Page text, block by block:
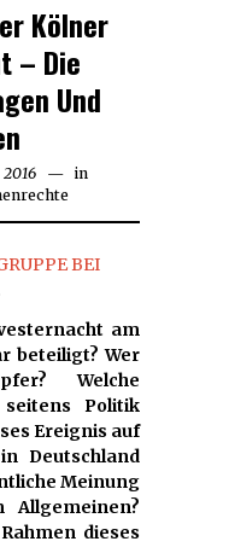
Kölner
– Die
Und
2016January
13,
in
BEI
am
beteiligt? Wer
Welche
seitens Politik
Ereignis auf
Deutschland
Meinung
dieses